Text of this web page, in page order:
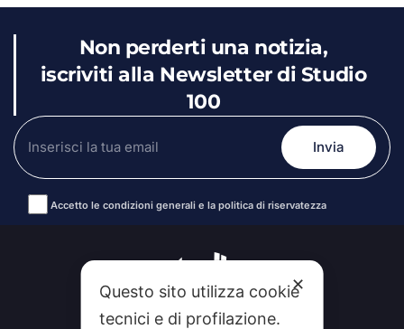
Non perderti una notizia,
iscriviti alla Newsletter di Studio
100
Accetto le condizioni generali e la politica di riservatezza
✕
Questo sito utilizza cookie
tecnici e di profilazione.